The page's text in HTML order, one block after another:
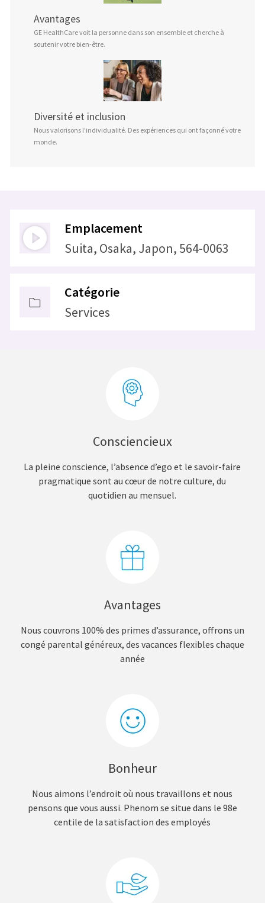
Avantages
GE HealthCare voit la personne dans son ensemble et cherche à
soutenir votre bien-être.
Diversité et inclusion
Nous valorisons l’individualité. Des expériences qui ont façonné votre
monde.
Emplacement
Suita, Osaka, Japon, 564-0063
Catégorie
Services
Consciencieux
La pleine conscience, l’absence d’ego et le savoir-faire
pragmatique sont au cœur de notre culture, du
quotidien au mensuel.
Avantages
Nous couvrons 100% des primes d’assurance, offrons un
congé parental généreux, des vacances flexibles chaque
année
Bonheur
Nous aimons l’endroit où nous travaillons et nous
pensons que vous aussi. Phenom se situe dans le 98e
centile de la satisfaction des employés